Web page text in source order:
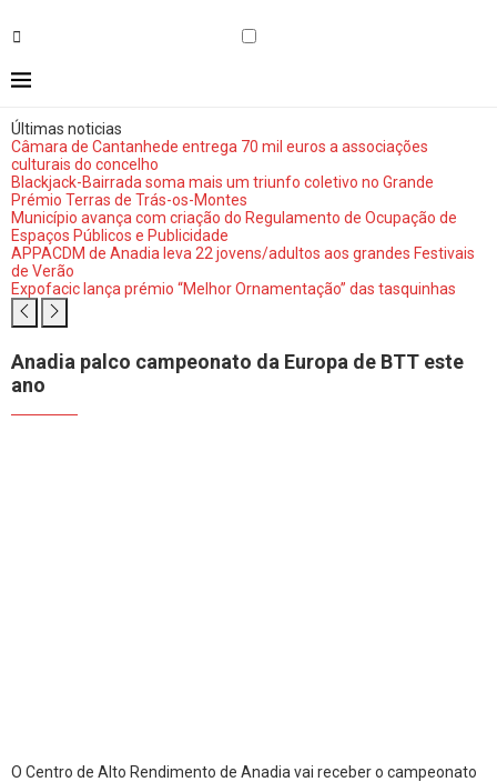
Últimas noticias
Câmara de Cantanhede entrega 70 mil euros a associações
culturais do concelho
Blackjack-Bairrada soma mais um triunfo coletivo no Grande
Prémio Terras de Trás-os-Montes
Município avança com criação do Regulamento de Ocupação de
Espaços Públicos e Publicidade
APPACDM de Anadia leva 22 jovens/adultos aos grandes Festivais
de Verão
Expofacic lança prémio “Melhor Ornamentação” das tasquinhas
Anadia palco campeonato da Europa de BTT este
ano
O Centro de Alto Rendimento de Anadia vai receber o campeonato